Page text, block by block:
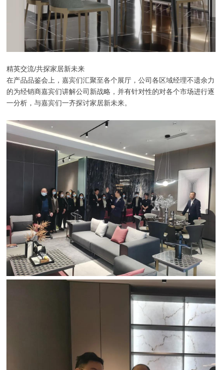
精英交流/共探家居新未来
在产品品鉴会上，嘉宾们汇聚至各个展厅，公司各区域经理不遗余力
的为经销商嘉宾们讲解公司新战略，并有针对性的对各个市场进行逐
一分析，与嘉宾们一齐探讨家居新未来。